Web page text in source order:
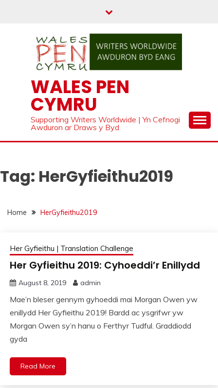
WALES PEN
CYMRU
Supporting Writers Worldwide | Yn Cefnogi
Awduron ar Draws y Byd
Tag: HerGyfieithu2019
Home HerGyfieithu2019
Her Gyfieithu | Translation Challenge
Her Gyfieithu 2019: Cyhoeddi’r Enillydd
August 8, 2019 admin
Mae’n bleser gennym gyhoeddi mai Morgan Owen yw
enillydd Her Gyfieithu 2019! Bardd ac ysgrifwr yw
Morgan Owen sy’n hanu o Ferthyr Tudful. Graddiodd
gyda
Read More